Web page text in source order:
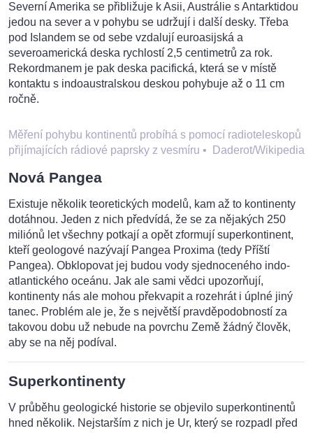
Severní Amerika se přibližuje k Asii, Austrálie s Antarktidou
jedou na sever a v pohybu se udržují i další desky. Třeba
pod Islandem se od sebe vzdalují euroasijská a
severoamerická deska rychlostí 2,5 centimetrů za rok.
Rekordmanem je pak deska pacifická, která se v místě
kontaktu s indoaustralskou deskou pohybuje až o 11 cm
ročně.
Měření pohybu kontinentů probíhá s pomocí radioteleskopů
přijímajících rádiové paprsky z vesmíru • Daderot/Wikipedia
Nová Pangea
Existuje několik teoretických modelů, kam až to kontinenty
dotáhnou. Jeden z nich předvídá, že se za nějakých 250
miliónů let všechny potkají a opět zformují superkontinent,
kteří geologové nazývají Pangea Proxima (tedy Příští
Pangea). Obklopovat jej budou vody sjednoceného indo-
atlantického oceánu. Jak ale sami vědci upozorňují,
kontinenty nás ale mohou překvapit a rozehrát i úplné jiný
tanec. Problém ale je, že s největší pravděpodobností za
takovou dobu už nebude na povrchu Země žádný člověk,
aby se na něj podíval.
Superkontinenty
V průběhu geologické historie se objevilo superkontinentů
hned několik. Nejstarším z nich je Ur, který se rozpadl před